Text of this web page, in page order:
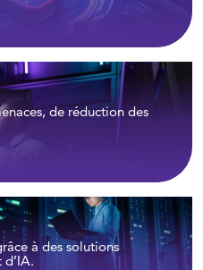
de réduction des
à des solutions
d’IA.